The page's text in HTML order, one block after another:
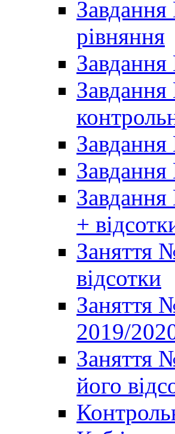
рівняння
+
Заняття
відсотки
Заняття
2019/
Заняття
його